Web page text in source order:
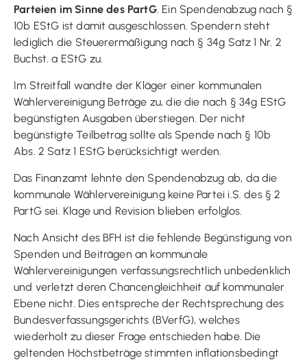
Parteien im Sinne des PartG. Ein Spendenabzug nach §
10b EStG ist damit ausgeschlossen. Spendern steht
lediglich die Steuerermäßigung nach § 34g Satz 1 Nr. 2
Buchst. a EStG zu.
Im Streitfall wandte der Kläger einer kommunalen
Wählervereinigung Beträge zu, die die nach § 34g EStG
begünstigten Ausgaben überstiegen. Der nicht
begünstigte Teilbetrag sollte als Spende nach § 10b
Abs. 2 Satz 1 EStG berücksichtigt werden.
Das Finanzamt lehnte den Spendenabzug ab, da die
kommunale Wählervereinigung keine Partei i.S. des § 2
PartG sei. Klage und Revision blieben erfolglos.
Nach Ansicht des BFH ist die fehlende Begünstigung von
Spenden und Beiträgen an kommunale
Wählervereinigungen verfassungsrechtlich unbedenklich
und verletzt deren Chancengleichheit auf kommunaler
Ebene nicht. Dies entspreche der Rechtsprechung des
Bundesverfassungsgerichts (BVerfG), welches
wiederholt zu dieser Frage entschieden habe. Die
geltenden Höchstbeträge stimmten inflationsbedingt